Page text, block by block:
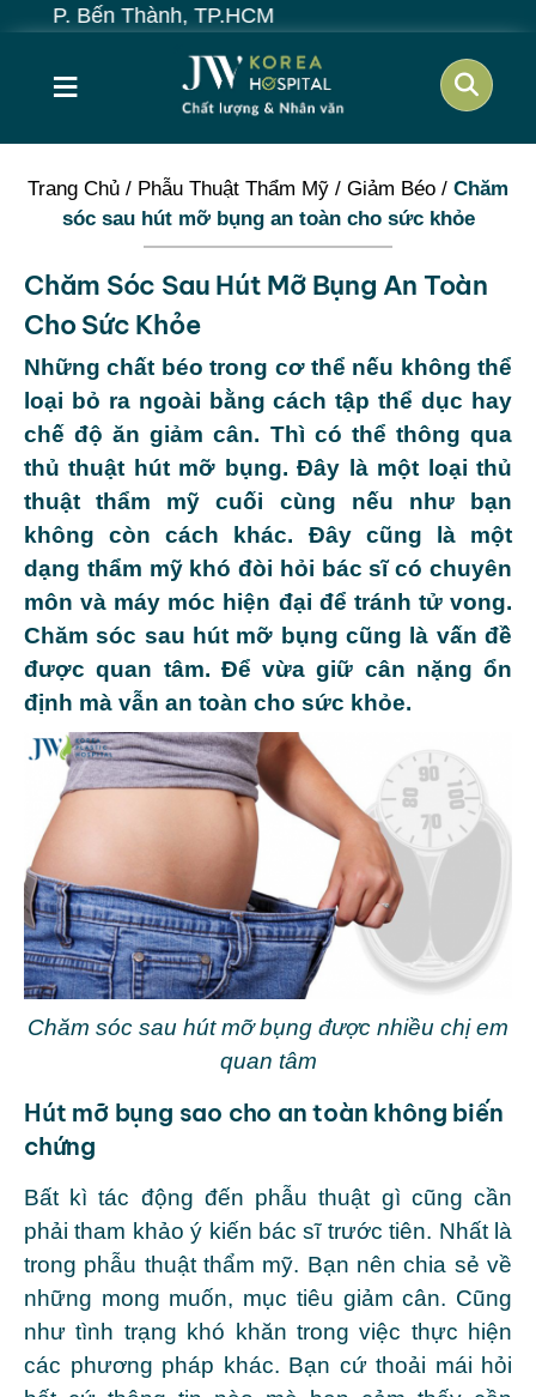
TP.HCM
≡
Trang Chủ / Phẫu Thuật Thẩm Mỹ / Giảm Béo / Chăm
sóc sau hút mỡ bụng an toàn cho sức khỏe
Chăm Sóc Sau Hút Mỡ Bụng An Toàn
Cho Sức Khỏe
Những chất béo trong cơ thể nếu không thể
loại bỏ ra ngoài bằng cách tập thể dục hay
chế độ ăn giảm cân. Thì có thể thông qua
thủ thuật hút mỡ bụng. Đây là một loại thủ
thuật thẩm mỹ cuối cùng nếu như bạn
không còn cách khác. Đây cũng là một
dạng thẩm mỹ khó đòi hỏi bác sĩ có chuyên
môn và máy móc hiện đại để tránh tử vong.
Chăm sóc sau hút mỡ bụng cũng là vấn đề
được quan tâm. Để vừa giữ cân nặng ổn
định mà vẫn an toàn cho sức khỏe.
Chăm sóc sau hút mỡ bụng được nhiều chị em
quan tâm
Hút mỡ bụng sao cho an toàn không biến
chứng
Bất kì tác động đến phẫu thuật gì cũng cần
phải tham khảo ý kiến bác sĩ trước tiên. Nhất là
trong phẫu thuật thẩm mỹ. Bạn nên chia sẻ về
những mong muốn, mục tiêu giảm cân. Cũng
như tình trạng khó khăn trong việc thực hiện
các phương pháp khác. Bạn cứ thoải mái hỏi